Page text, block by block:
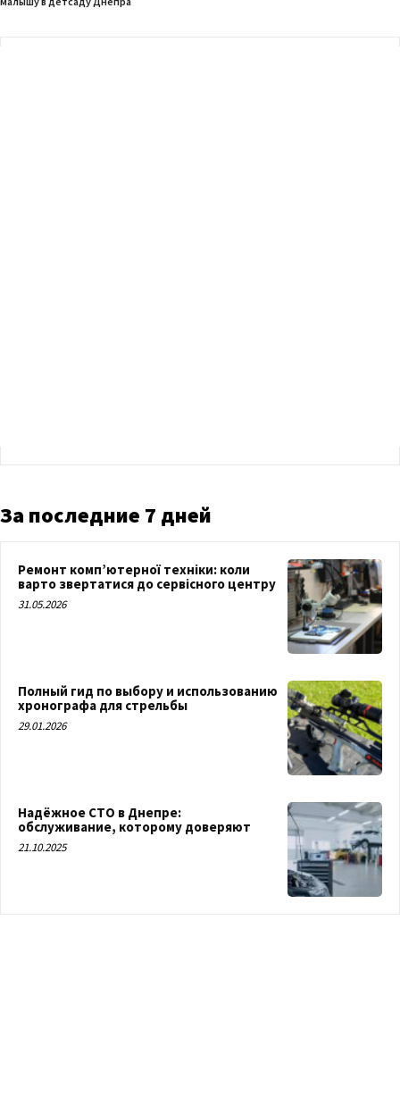
За последние 7 дней
Ремонт комп’ютерної техніки: коли
варто звертатися до сервісного центру
31.05.2026
Полный гид по выбору и использованию
хронографа для стрельбы
29.01.2026
Надёжное СТО в Днепре:
обслуживание, которому доверяют
21.10.2025